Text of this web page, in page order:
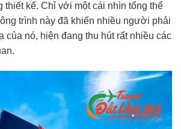
thiết kế. Chỉ với một cái nhìn tổng thể
trình này đã khiến nhiều người phải
của nó, hiện đang thu hút rất nhiều các